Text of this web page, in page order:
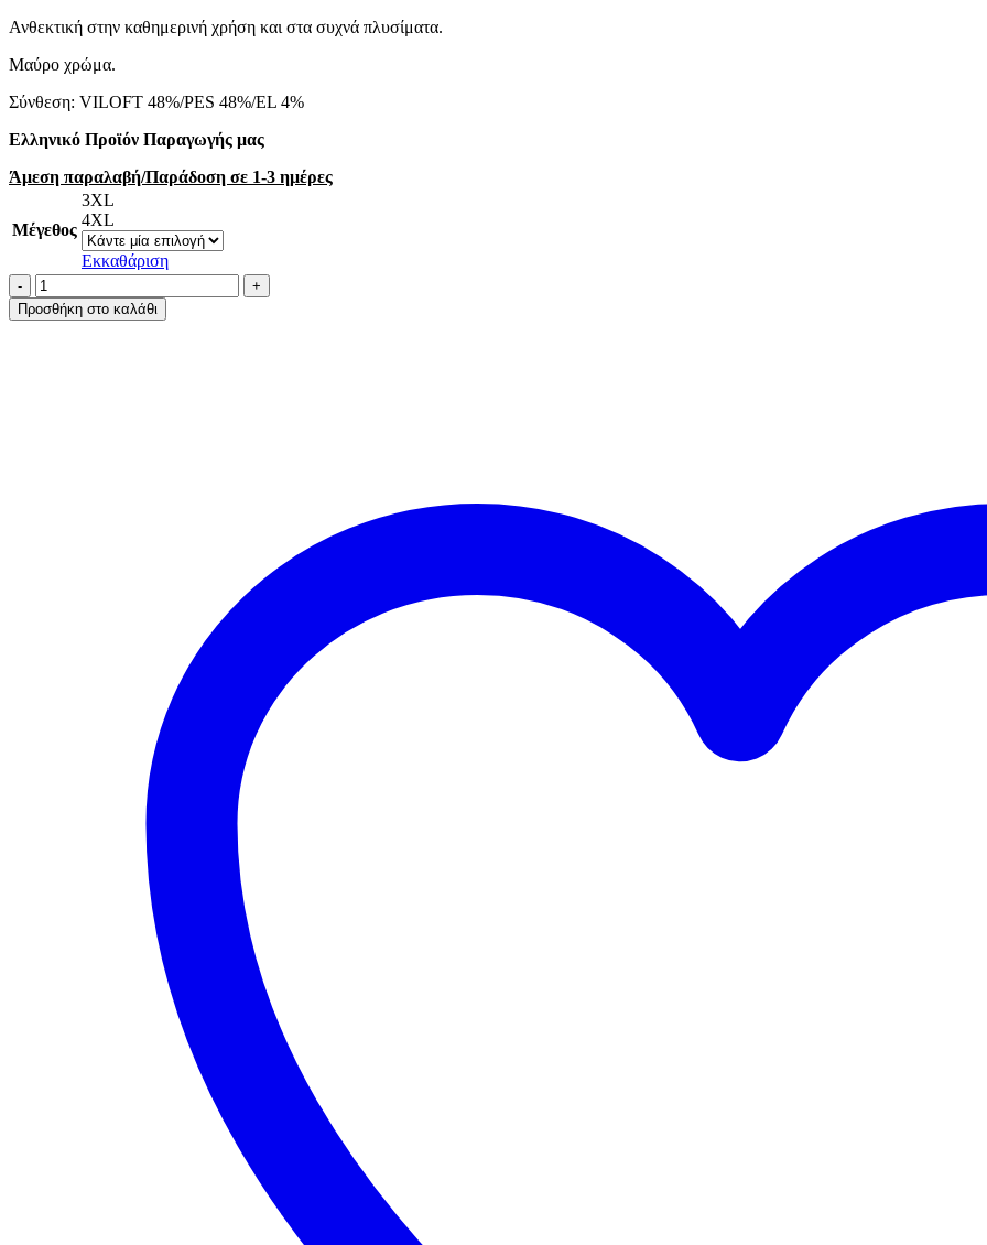
Ανθεκτική στην καθημερινή χρήση και στα συχνά πλυσίματα.
Μαύρο χρώμα.
Σύνθεση: VILOFT 48%/PES 48%/EL 4%
Ελληνικό Προϊόν Παραγωγής μας
Άμεση παραλαβή/Παράδοση σε 1-3 ημέρες
Μέγεθος
3XL
4XL
Εκκαθάριση
Α.A
UNDERWEAR
Thermal
Προσθήκη στο καλάθι